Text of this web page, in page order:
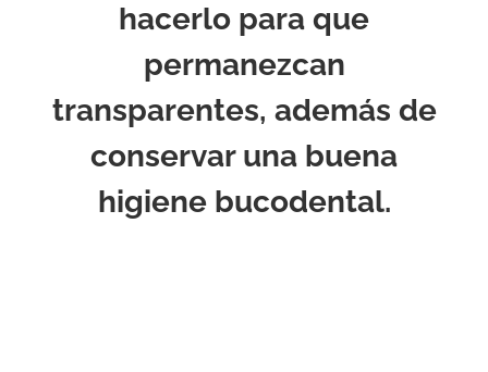
hacerlo para que
permanezcan
transparentes, además de
conservar una buena
higiene bucodental.